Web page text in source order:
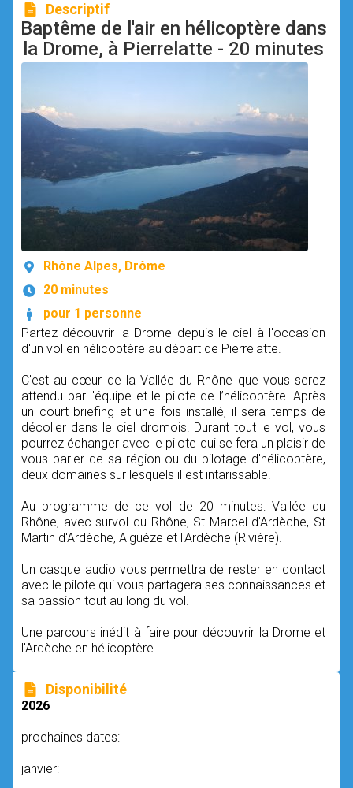
Descriptif
Baptême de l'air en hélicoptère dans
la Drome, à Pierrelatte - 20 minutes
Rhône Alpes, Drôme
20 minutes
pour 1 personne
Partez découvrir la Drome depuis le ciel à l'occasion
d'un vol en hélicoptère au départ de Pierrelatte.
C'est au cœur de la Vallée du Rhône que vous serez
attendu par l'équipe et le pilote de l’hélicoptère. Après
un court briefing et une fois installé, il sera temps de
décoller dans le ciel dromois. Durant tout le vol, vous
pourrez échanger avec le pilote qui se fera un plaisir de
vous parler de sa région ou du pilotage d'hélicoptère,
deux domaines sur lesquels il est intarissable!
Au programme de ce vol de 20 minutes: Vallée du
Rhône, avec survol du Rhône, St Marcel d'Ardèche, St
Martin d'Ardèche, Aiguèze et l'Ardèche (Rivière).
Un casque audio vous permettra de rester en contact
avec le pilote qui vous partagera ses connaissances et
sa passion tout au long du vol.
Une parcours inédit à faire pour découvrir la Drome et
l'Ardèche en hélicoptère !
Disponibilité
2026
prochaines dates:
janvier: